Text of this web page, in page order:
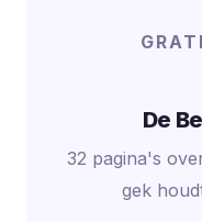
De
32 pagina's
gek